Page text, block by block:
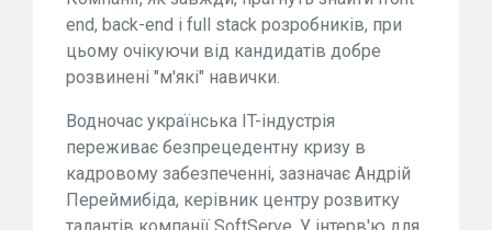
end, back-end і full stack розробників, при
цьому очікуючи від кандидатів добре
розвинені "м'які" навички.
Водночас українська IT-індустрія
переживає безпрецедентну кризу в
кадровому забезпеченні, зазначає Андрій
Переймибіда, керівник центру розвитку